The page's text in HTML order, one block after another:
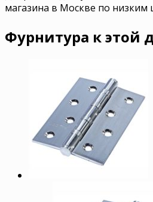
магазина в Москве по низким
Фурнитура к этой